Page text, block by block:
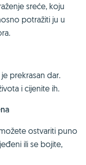
sreće, koju
potražiti ju u
prekrasan dar.
i cijenite ih.
ostvariti puno
ili se bojite,